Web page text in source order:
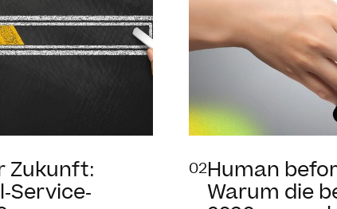
Zukunft:
Service-
02Human
Warum die